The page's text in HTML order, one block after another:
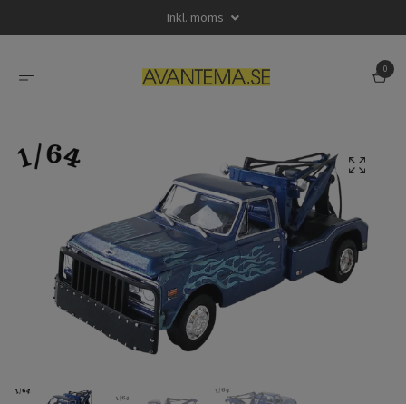
Inkl. moms
0